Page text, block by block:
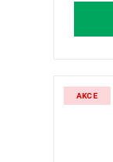
AKCE